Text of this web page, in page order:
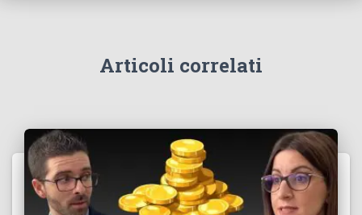
Articoli correlati